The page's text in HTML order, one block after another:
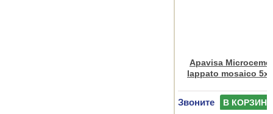
Apavisa
lappato mosaico
Звоните В КОРЗИНУ